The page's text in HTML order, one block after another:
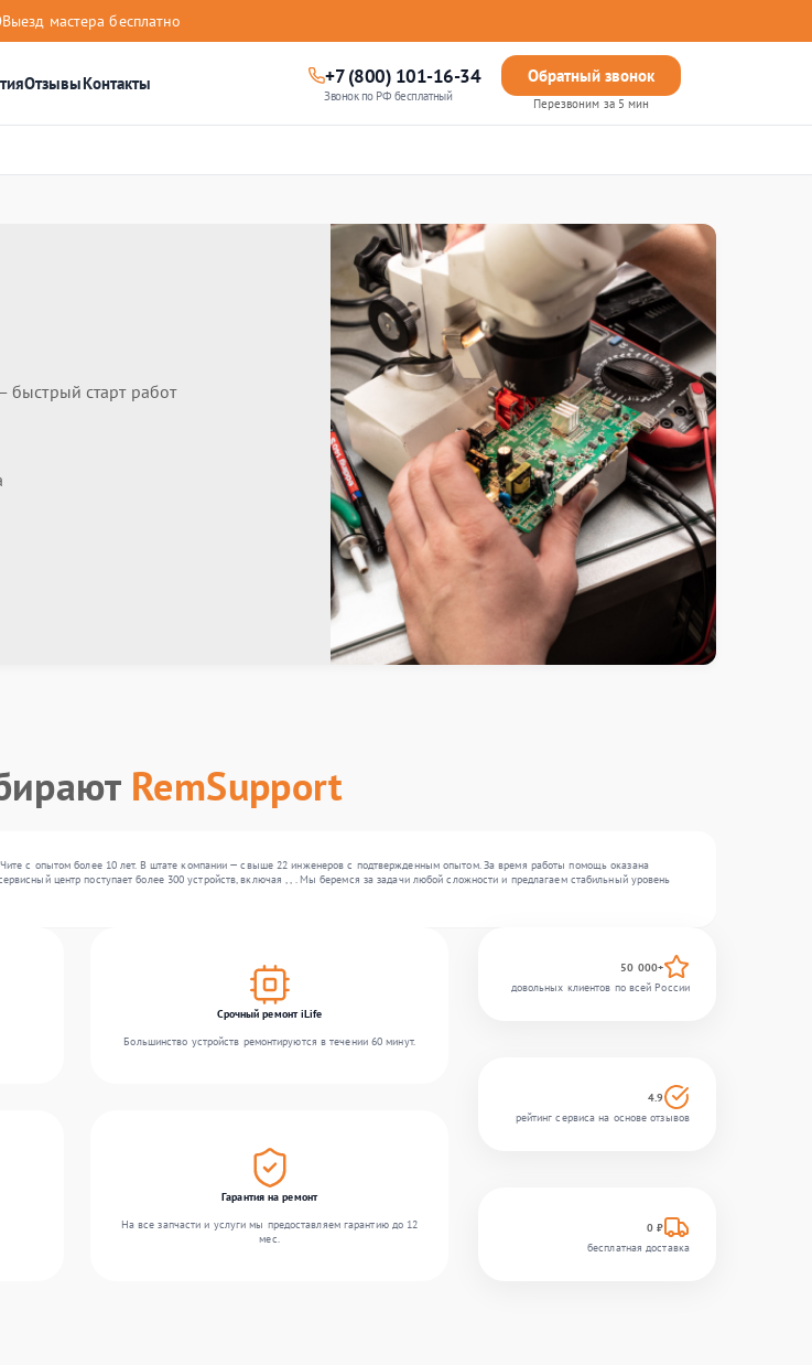
Выезд мастера бесплатно
ОтзывыКонтакты +7 (800) 101-16-34
Звонок по РФ бесплатный
Обратный звонок
Перезвоним за 5 мин
быстрый старт работ
RemSupport
с опытом более 10 лет. В штате компании — свыше 22 инженеров с подтвержденным опытом. За время работы помощь оказана
центр поступает более 300 устройств, включая , , . Мы беремся за задачи любой сложности и предлагаем стабильный уровень
Срочный ремонт iLife
Большинство устройств ремонтируются в течении 60 минут.
Гарантия на ремонт
На все запчасти и услуги мы предоставляем гарантию до 12
мес.
50 000+
довольных клиентов по всей России
4.9
рейтинг сервиса на основе отзывов
0 ₽
бесплатная доставка